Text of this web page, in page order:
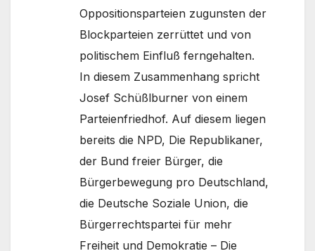
Oppositionsparteien zugunsten der
Blockparteien zerrüttet und von
politischem Einfluß ferngehalten.
In diesem Zusammenhang spricht
Josef Schüßlburner von einem
Parteienfriedhof. Auf diesem liegen
bereits die NPD, Die Republikaner,
der Bund freier Bürger, die
Bürgerbewegung pro Deutschland,
die Deutsche Soziale Union, die
Bürgerrechtspartei für mehr
Freiheit und Demokratie – Die